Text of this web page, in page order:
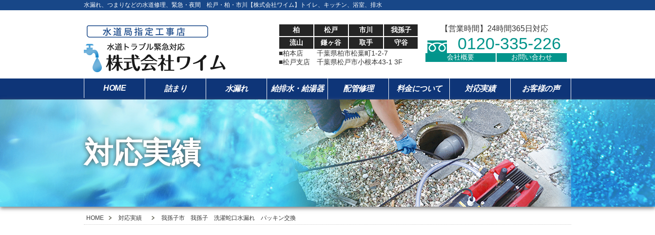
水漏れ、つまりなどの水道修理、緊急・夜間 松戸・柏・市川【株式会社ワイム】トイレ、キッチン、浴室、排水
柏 松戸 市川
我孫子
流山
鎌ヶ谷 取手
守谷
■柏本店 千葉県柏市松葉町1-2-7
■松戸支店 千葉県松戸市小根本43-1 3F
【営業時間】24時間365日対応
0120-335-226
会社概要 お問い合わせ
HOME 詰まり 水漏れ 給排水・給湯器 配管修理 料金について 対応実績 お客様の声
対応実績
HOME 対応実績 我孫子市 我孫子 洗濯蛇口水漏れ パッキン交換